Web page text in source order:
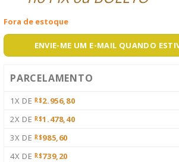
Fora de estoque
ENVIE-ME UM E-MAIL QUANDO
PARCELAMENTO
1X DE R$2.956,80
2X DE R$1.478,40
3X DE R$985,60
4X DE R$739,20